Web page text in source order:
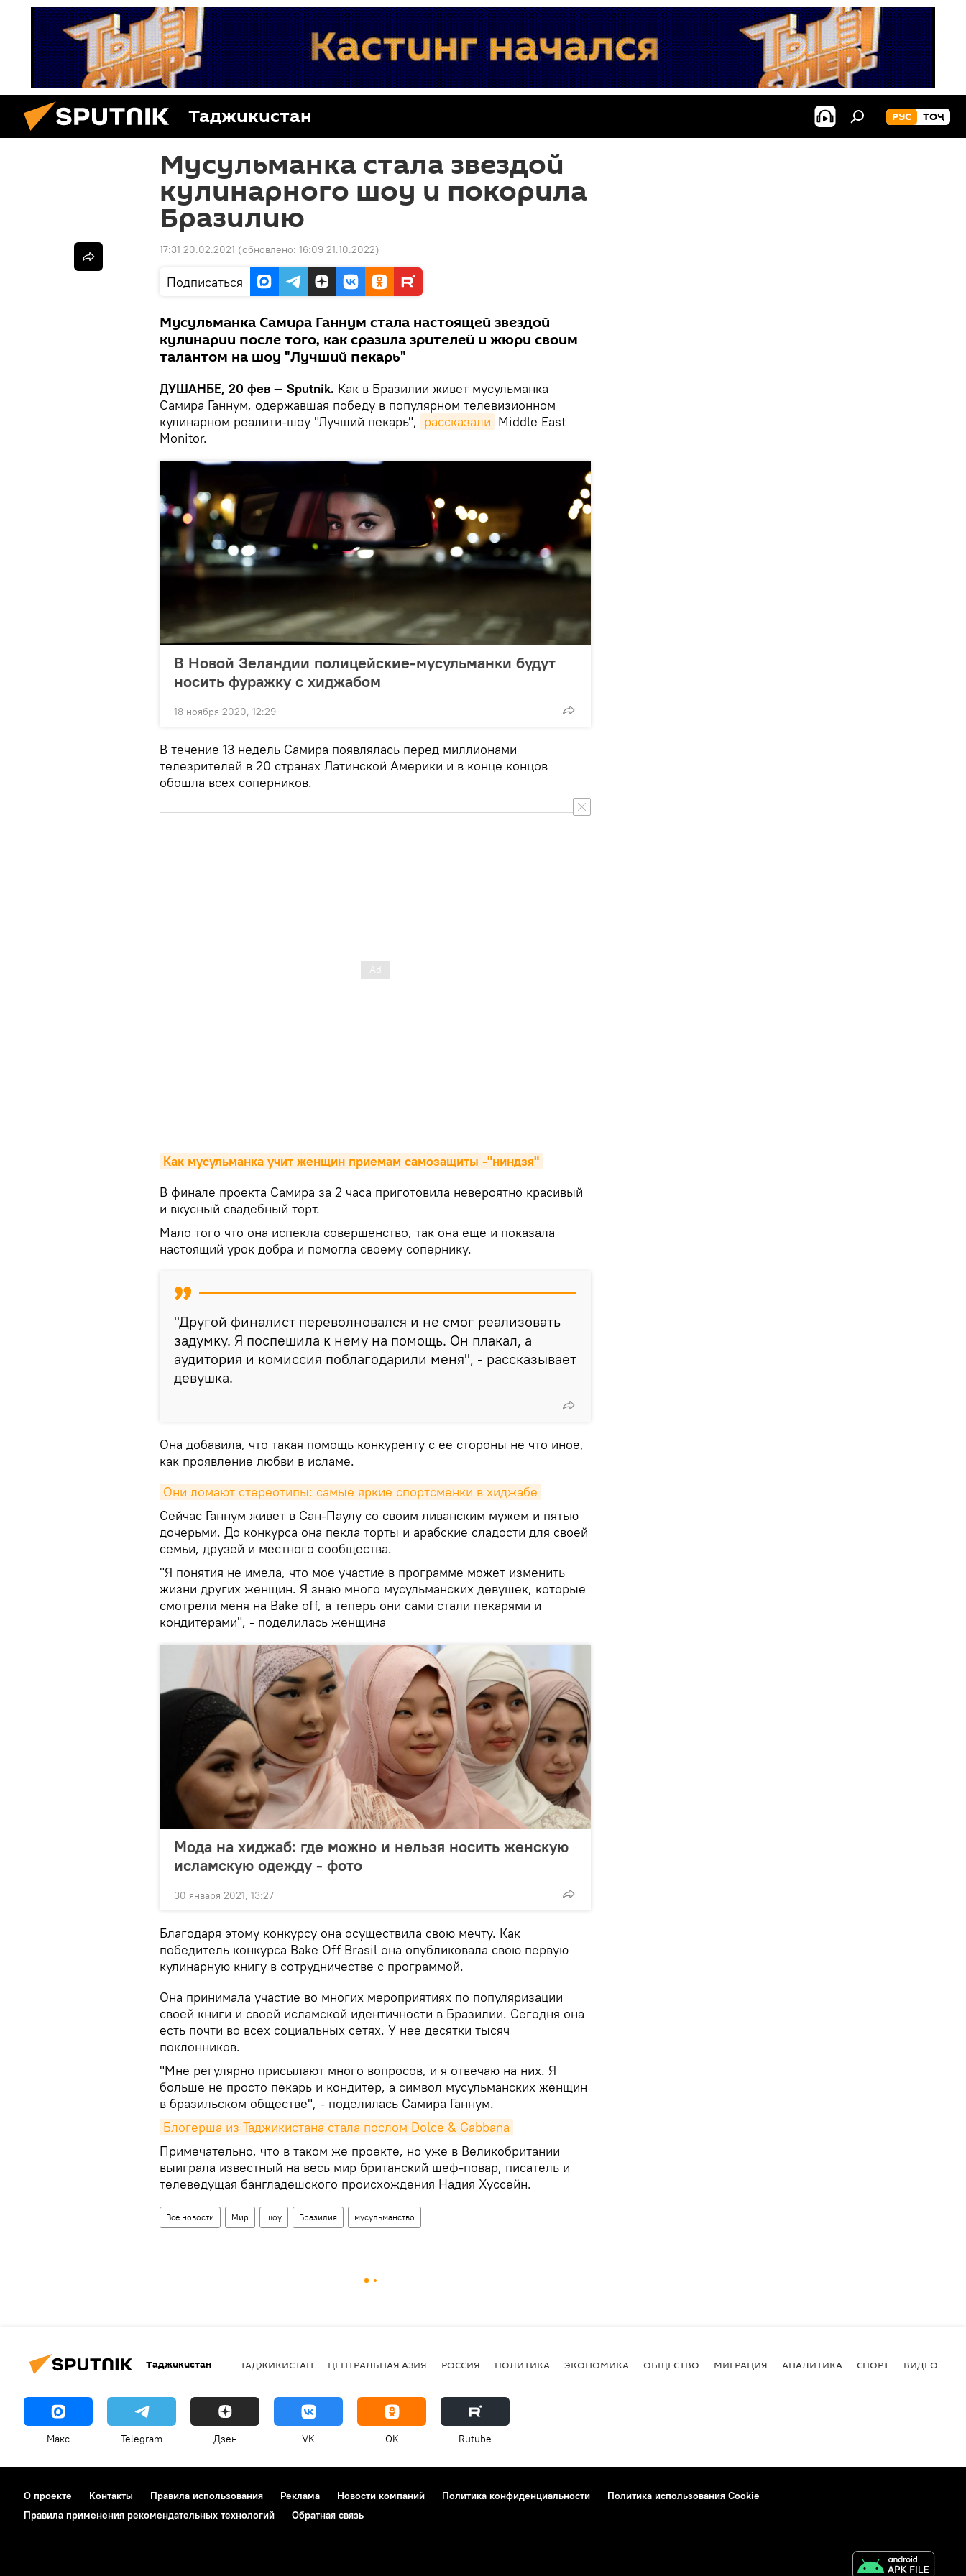
Таджикистан РУС ТОҶ
Мусульманка стала звездой
кулинарного шоу и покорила
Бразилию
17:31 20.02.2021 (обновлено: 16:09 21.10.2022)
Подписаться
Мусульманка Самира Ганнум стала настоящей звездой
кулинарии после того, как сразила зрителей и жюри своим
талантом на шоу "Лучший пекарь"
ДУШАНБЕ, 20 фев — Sputnik. Как в Бразилии живет мусульманка
Самира Ганнум, одержавшая победу в популярном телевизионном
кулинарном реалити-шоу "Лучший пекарь", рассказали Middle East
Monitor.
В Новой Зеландии полицейские-мусульманки будут
носить фуражку с хиджабом
18 ноября 2020, 12:29
В течение 13 недель Самира появлялась перед миллионами
телезрителей в 20 странах Латинской Америки и в конце концов
обошла всех соперников.
Как мусульманка учит женщин приемам самозащиты -"ниндзя"
В финале проекта Самира за 2 часа приготовила невероятно красивый
и вкусный свадебный торт.
Мало того что она испекла совершенство, так она еще и показала
настоящий урок добра и помогла своему сопернику.
"Другой финалист переволновался и не смог реализовать
задумку. Я поспешила к нему на помощь. Он плакал, а
аудитория и комиссия поблагодарили меня", - рассказывает
девушка.
Она добавила, что такая помощь конкуренту с ее стороны не что иное,
как проявление любви в исламе.
Они ломают стереотипы: самые яркие спортсменки в хиджабе
Сейчас Ганнум живет в Сан-Паулу со своим ливанским мужем и пятью
дочерьми. До конкурса она пекла торты и арабские сладости для своей
семьи, друзей и местного сообщества.
"Я понятия не имела, что мое участие в программе может изменить
жизни других женщин. Я знаю много мусульманских девушек, которые
смотрели меня на Bake off, а теперь они сами стали пекарями и
кондитерами", - поделилась женщина
Мода на хиджаб: где можно и нельзя носить женскую
исламскую одежду - фото
30 января 2021, 13:27
Благодаря этому конкурсу она осуществила свою мечту. Как
победитель конкурса Bake Off Brasil она опубликовала свою первую
кулинарную книгу в сотрудничестве с программой.
Она принимала участие во многих мероприятиях по популяризации
своей книги и своей исламской идентичности в Бразилии. Сегодня она
есть почти во всех социальных сетях. У нее десятки тысяч
поклонников.
"Мне регулярно присылают много вопросов, и я отвечаю на них. Я
больше не просто пекарь и кондитер, а символ мусульманских женщин
в бразильском обществе", - поделилась Самира Ганнум.
Блогерша из Таджикистана стала послом Dolce & Gabbana
Примечательно, что в таком же проекте, но уже в Великобритании
выиграла известный на весь мир британский шеф-повар, писатель и
телеведущая бангладешского происхождения Надия Хуссейн.
Все новости Мир шоу Бразилия мусульманство
Таджикистан ТАДЖИКИСТАН ЦЕНТРАЛЬНАЯ АЗИЯ РОССИЯ ПОЛИТИКА ЭКОНОМИКА ОБЩЕСТВО МИГРАЦИЯ АНАЛИТИКА СПОРТ ВИДЕО
Макс Telegram Дзен VK OK Rutube
О проекте Контакты Правила использования Реклама Новости компаний Политика конфиденциальности
Политика использования Cookie
Правила применения рекомендательных технологий
Обратная связь